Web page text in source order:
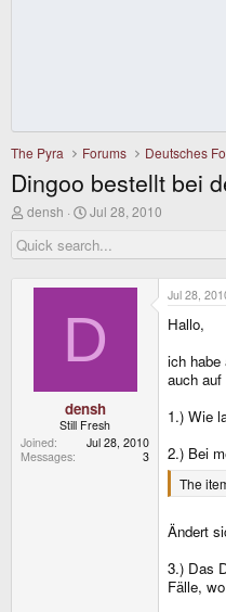
The Pyra Forums Deutsches
Dingoo bestellt bei
T
r
e
densh
S
a
r
d
t
Jul 28, 2010
D
densh
Still Fresh
Joined
Jul 28, 2010
Messages
3
Jul 28,
Hallo,
ich habe
auch auf
1.) Wie
2.) Bei
The
Ändert
3.) Das
Fälle,